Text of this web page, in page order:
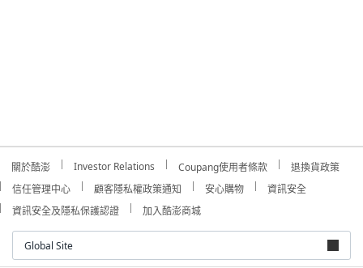
關於酷澎 Investor Relations Coupang使用者條款
退換貨政策
信任管理中心
顧客隱私權政策通知 安心購物
資訊安全
資訊安全及隱私保護認證
加入酷澎商城
Global Site